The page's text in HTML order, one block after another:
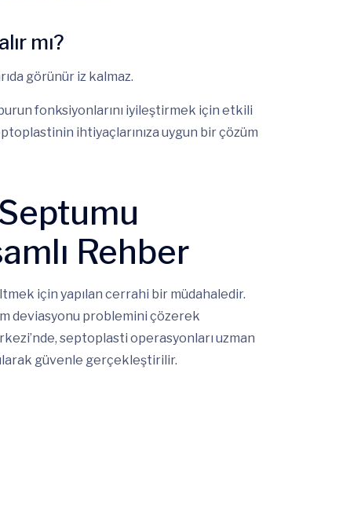
mı?
görünür iz kalmaz.
fonksiyonlarını iyileştirmek için etkili
ihtiyaçlarınıza uygun bir çözüm
Rehber
için yapılan cerrahi bir müdahaledir.
deviasyonu problemini çözerek
septoplasti operasyonları uzman
güvenle gerçekleştirilir.